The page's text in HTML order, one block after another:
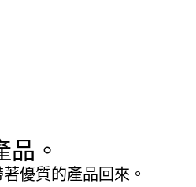
。
優質的產品回來。